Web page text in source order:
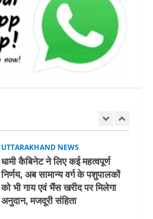
15 अगस्त तक ई-केवाईसी नहीं कराई तो
गैस आपूर्ति पर पड़ सकता है असर
August 8, 2026
UTTARAKHAND NEWS
नियमावली-2026 को मिली मंजूरी
August 7, 2026
UTTARAKHAND NEWS
नाबार्ड ने राष्ट्रीय हथकरघा दिवस के
अवसर पर मुंबई में तीन दिवसीय
प्रदर्शनी का आयोजन किया
August 7, 2026